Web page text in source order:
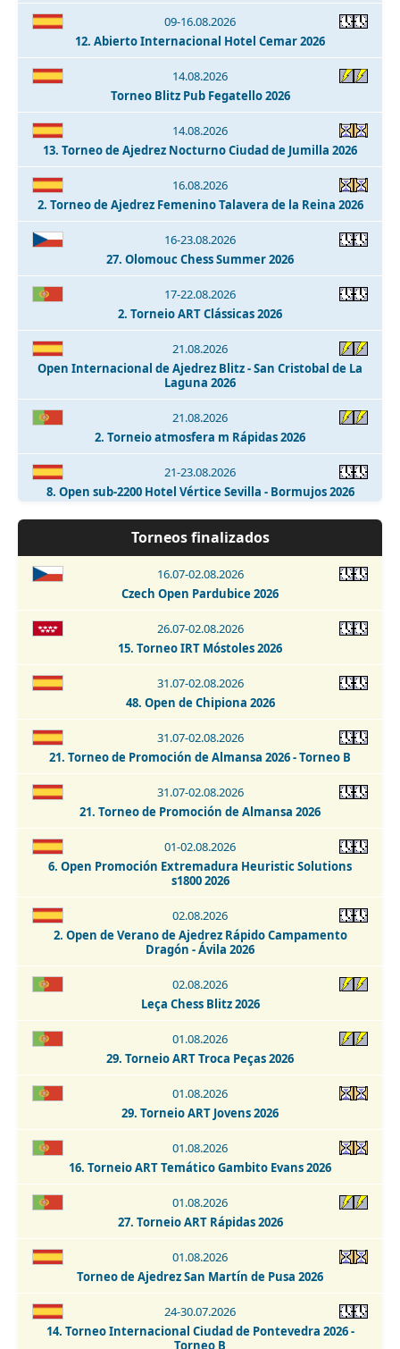
09-16.08.2026
12. Abierto Internacional Hotel Cemar 2026
14.08.2026
Torneo Blitz Pub Fegatello 2026
14.08.2026
13. Torneo de Ajedrez Nocturno Ciudad de Jumilla 2026
16.08.2026
2. Torneo de Ajedrez Femenino Talavera de la Reina 2026
16-23.08.2026
27. Olomouc Chess Summer 2026
17-22.08.2026
2. Torneio ART Clássicas 2026
21.08.2026
Open Internacional de Ajedrez Blitz - San Cristobal de La
Laguna 2026
21.08.2026
2. Torneio atmosfera m Rápidas 2026
21-23.08.2026
8. Open sub-2200 Hotel Vértice Sevilla - Bormujos 2026
5. Open sub-1800 Hotel Vértice Sevilla Bormujos 2026
21-23.08.2026
I Torneo Internacional de Ajedrez Nubiaegip 2026
21-29.08.2026
43. Torneo Abierto Internacional de Collado Villalba 2026
22.08.2026
Blitz Nocturno Trebejo Solidario Hotel Vertice Sevilla
Bormujos 2026
22.08.2026
I Memorial José Ángel de Jesús y Encinas - Talavera de la
Reina 2026
22.08.2026
Torneo de Promoción - Talavera de la Reina 2026
22.08.2026
Torneo La Puebla de Almoradiel 2026
22-29.08.2026
Open Internacional de Ajedrez Clásico - San Cristobal de
La Laguna 2026
29.08.2026
13. Torneio Fatacil - Cidade De Lagoa - Memorial Armando
Lopes 2026
29-30.08.2026
Open Internacional de Ajedrez Activo - San Cristobal de La
Laguna 2026
30.08.2026
Torneo de Ajedrez Fiestas Virgen del Rosario Camarma de
Esteruelas 2026
30.08-06.09.2026
Escala Emporium Chess Open 2026
01-02.09.2026
2. IRT Sub-1800 Esphouses Hotel Playas de Guardamar 2026
01-06.09.2026
3. IRT Sub-2400 Esphouses Hotel Playas de Guardamar 2026
Torneos finalizados
16.07-02.08.2026
Czech Open Pardubice 2026
26.07-02.08.2026
15. Torneo IRT Móstoles 2026
31.07-02.08.2026
48. Open de Chipiona 2026
31.07-02.08.2026
21. Torneo de Promoción de Almansa 2026 - Torneo B
31.07-02.08.2026
21. Torneo de Promoción de Almansa 2026
01-02.08.2026
6. Open Promoción Extremadura Heuristic Solutions
s1800 2026
02.08.2026
2. Open de Verano de Ajedrez Rápido Campamento
Dragón - Ávila 2026
02.08.2026
Leça Chess Blitz 2026
01.08.2026
29. Torneio ART Troca Peças 2026
01.08.2026
29. Torneio ART Jovens 2026
01.08.2026
16. Torneio ART Temático Gambito Evans 2026
01.08.2026
27. Torneio ART Rápidas 2026
01.08.2026
Torneo de Ajedrez San Martín de Pusa 2026
24-30.07.2026
14. Torneo Internacional Ciudad de Pontevedra 2026 -
Torneo B